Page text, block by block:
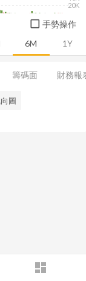
dashboard
6M 1Y
20K
手勢操作
籌碼面 財務報
圖